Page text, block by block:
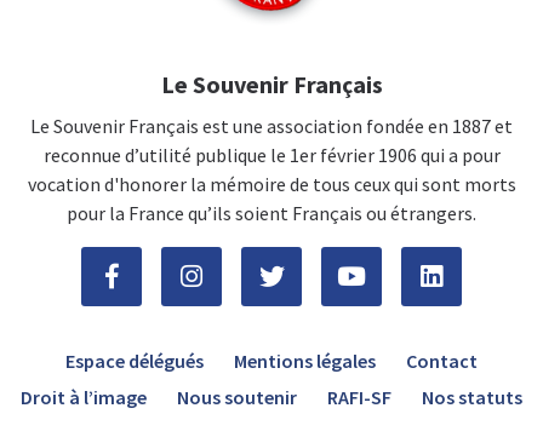
Le Souvenir Français
Le Souvenir Français est une association fondée en 1887 et
reconnue d’utilité publique le 1er février 1906 qui a pour
vocation d'honorer la mémoire de tous ceux qui sont morts
pour la France qu’ils soient Français ou étrangers.
Espace délégués Mentions légales
Contact
Droit à l’image
Nous soutenir RAFI-SF Nos statuts